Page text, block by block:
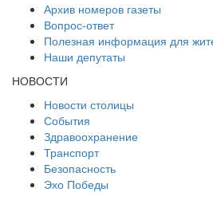
Архив номеров газеты
Вопрос-ответ
Полезная информация для
Наши депутаты
НОВОСТИ
Новости столицы
События
Здравоохранение
Транспорт
Безопасность
Эхо Победы